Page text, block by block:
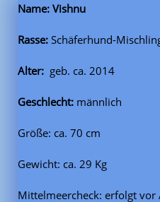
Name: Vishnu
Rasse: Schäferhund-
Alter: geb. ca. 2014
Geschlecht: männlich
Größe: ca. 70 cm
Gewicht: ca. 29 Kg
Mittelmeercheck: erfolgt vor